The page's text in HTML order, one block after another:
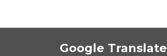
Google Translate